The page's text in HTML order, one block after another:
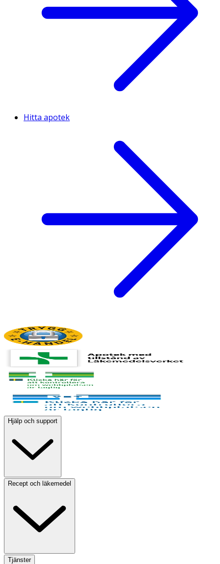
Hitta apotek
Hjälp och support
Recept och läkemedel
Tjänster